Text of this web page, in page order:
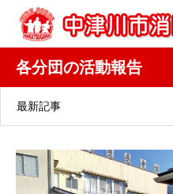
各分団の活動報告
最新記事